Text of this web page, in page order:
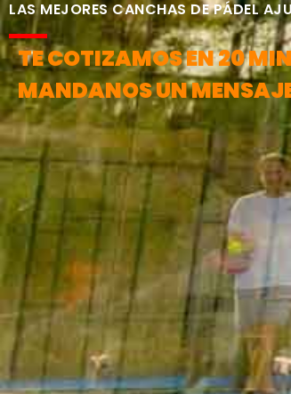
LAS MEJORES CANCHAS DE PÁDEL
TE COTIZAMOS EN 20
MANDANOS UN